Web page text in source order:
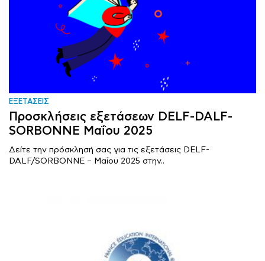
ΕΞΕΤΑΣΕΙΣ
Προσκλήσεις εξετάσεων DELF-DALF-
SORBONNE Μαΐου 2025
Δείτε την πρόσκλησή σας για τις εξετάσεις DELF-
DALF/SORBONNE – Μαΐου 2025 στην..